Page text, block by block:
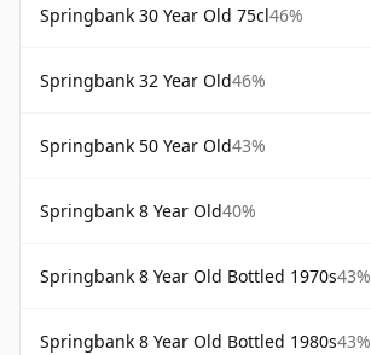
Springbank 30 Year Old 75cl46%
Springbank 32 Year Old46%
Springbank 50 Year Old43%
Springbank 8 Year Old40%
Springbank 8 Year Old Bottled 1970s43%
Springbank 8 Year Old Bottled 1980s43%